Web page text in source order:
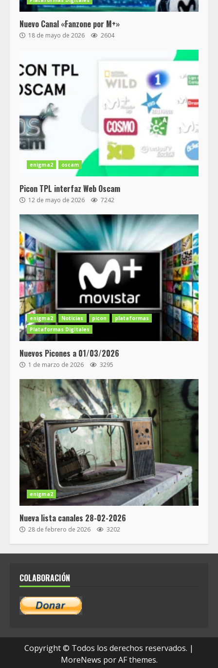
Nuevo Canal «Fanzone por M+»
18 de mayo de 2026 2604
enigma2 oscam
Picon TPL interfaz Web Oscam
12 de mayo de 2026 7242
enigma2 Noticias picon
plataformas
Plataformas Digitales
Nuevos Picones a 01/03/2026
1 de marzo de 2026 3295
enigma2
Nueva lista canales 28-02-2026
28 de febrero de 2026 3202
COLABORACIÓN
Copyright © Todos los derechos reservados. |
MoreNews por AF themes.